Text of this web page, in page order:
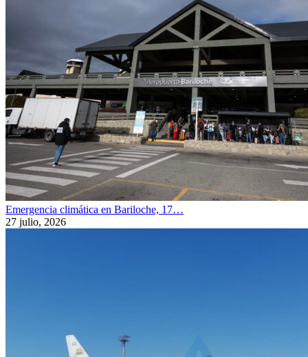
Emergencia climática en Bariloche, 17…
27 julio, 2026